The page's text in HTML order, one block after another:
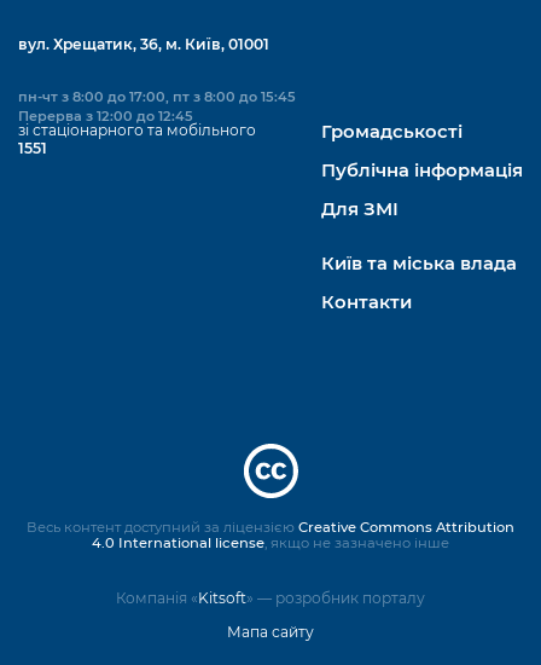
вул. Хрещатик, 36, м. Київ, 01001
пн-чт з 8:00 до 17:00, пт з 8:00 до 15:45
Перерва з 12:00 до 12:45
зі стаціонарного та мобільного
1551
Громадськості
Публічна інформація
Для ЗМІ
Київ та міська влада
Контакти
Компанія «Kitsoft» — розробник порталу
Мапа сайту
Весь контент доступний за ліцензією Creative Commons Attribution
4.0 International license , якщо не зазначено інше